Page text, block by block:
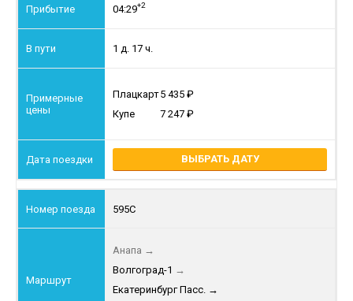
04:29+2
1 д. 17 ч.
Плацкарт5 435
Купе
7 247
ВЫБРАТЬ ДАТУ
595С
Анапа →
Волгоград-1 →
Екатеринбург Пасс. →